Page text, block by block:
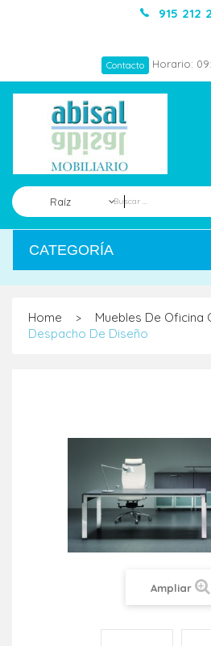
915 212
Contacto Horario:
Raíz
CATEGORÍA
Home > Muebles De Oficina
Despacho De Diseño
Ampliar